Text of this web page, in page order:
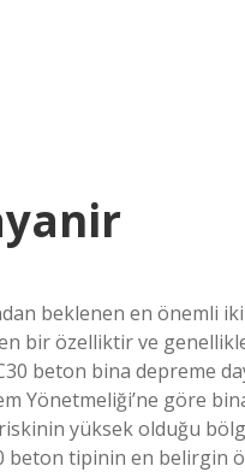
beklenen en önemli
bir özelliktir ve
beton bina depreme
Yönetmeliği’ne göre
yüksek olduğu
tipinin en belirgin